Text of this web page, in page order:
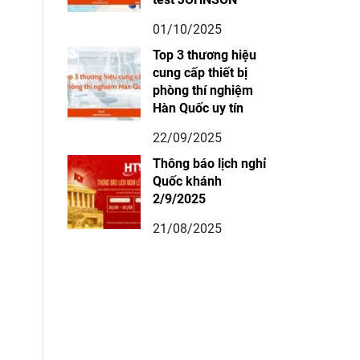
01/10/2025
Top 3 thương hiệu
cung cấp thiết bị
phòng thí nghiệm
Hàn Quốc uy tín
22/09/2025
Thông báo lịch nghỉ
Quốc khánh
2/9/2025
21/08/2025